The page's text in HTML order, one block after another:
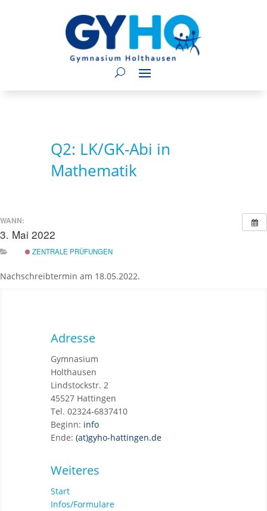
Q2: LK/GK-Abi in
Mathematik
WANN:
3. Mai 2022
ZENTRALE PRÜFUNGEN
Nachschreibtermin am 18.05.2022.
Adresse
Gymnasium
Holthausen
Lindstockstr. 2
45527 Hattingen
Tel. 02324-6837410
Beginn: info
Ende: (at)gyho-hattingen.de
Weiteres
Start
Infos/Formulare